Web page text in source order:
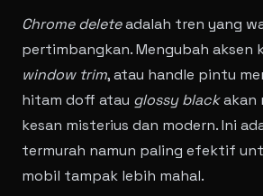
Chrome deleteadalah tren yang
pertimbangkan. Mengubah aksen
window trim, atau handle pintu
hitam doff atau glossy blackakan
kesan misterius dan modern. Ini
termurah namun paling efektif
mobil tampak lebih mahal.